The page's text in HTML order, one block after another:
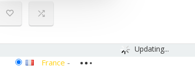
Updating...
France -